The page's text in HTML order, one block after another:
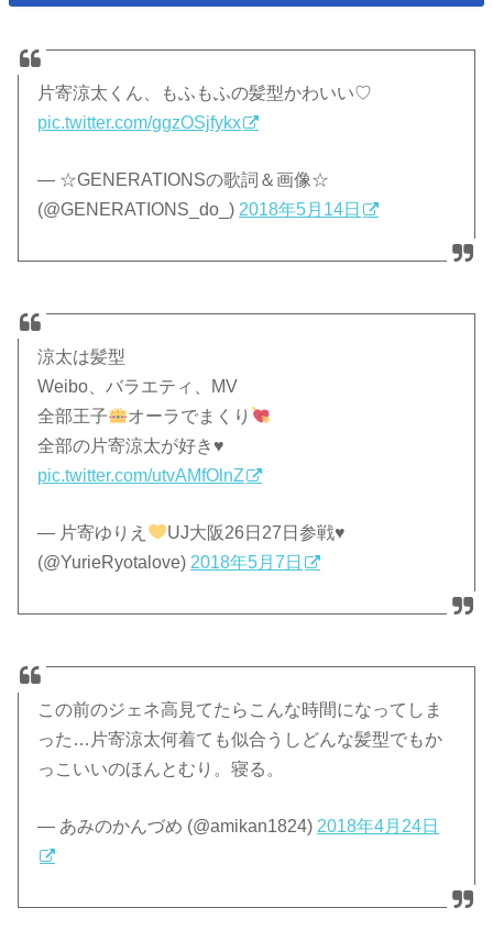
片寄涼太くん、もふもふの髪型かわいい♡
pic.twitter.com/ggzOSjfykx
— ☆GENERATIONSの歌詞＆画像☆
(@GENERATIONS_do_) 2018年5月14日
涼太は髪型
Weibo、バラエティ、MV
全部王子
オーラでまくり
全部の片寄涼太が好き♥
pic.twitter.com/utvAMfOlnZ
— 片寄ゆりえ UJ大阪26日27日参戦♥
(@YurieRyotalove) 2018年5月7日
この前のジェネ高見てたらこんな時間になってしま
った…片寄涼太何着ても似合うしどんな髪型でもか
っこいいのほんとむり。寝る。
— あみのかんづめ (@amikan1824) 2018年4月24日